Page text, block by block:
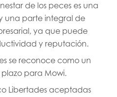
de los peces es una
una parte integral de
ya que puede
y reputación.
se reconoce como un
para Mowi.
Libertades aceptadas